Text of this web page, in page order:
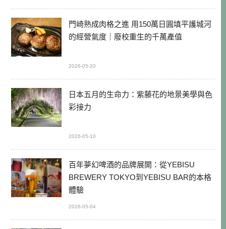
門崎熟成肉格之進 用150萬日圓填平護城河
的經營氣度｜廢校重生的千萬產值
2026-05-20
日本五月的生命力：紫藤花的地景美學與色
彩接力
2026-05-10
百年夢幻啤酒的品牌展開：從YEBISU
BREWERY TOKYO到YEBISU BAR的本格
體驗
2026-05-04